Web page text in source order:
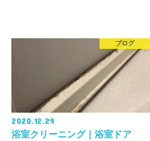
ブログ
2020.12.29
浴室クリーニング｜浴室ドア